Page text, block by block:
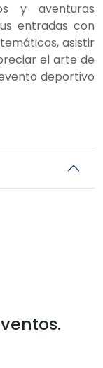
y aventuras
entradas con
asistir
el arte de
deportivo